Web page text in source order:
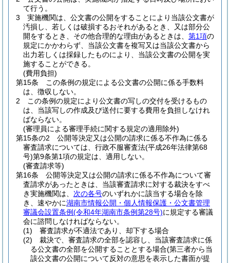
て行う。
3
実施機関は、公文書の公開をすることにより当該公文書が
汚損し、若しくは破損するおそれがあるとき、又は部分公
開をするとき、その他合理的な理由があるときは、 第1項の
規定にかかわらず、当該公文書を複写又は当該公文書から
出力若しくは採録したものにより、当該公文書の公開を実
施することができる。
(費用負担)
第15条
この条例の規定による公文書の公開に係る手数料
は、徴収しない。
2
この条例の規定により公文書の写しの交付を受けるもの
は、当該写しの作成及び送付に要する費用を負担しなけれ
ばならない。
(審理員による審理手続に関する規定の適用除外)
第15条の2
公開等決定又は公開の請求に係る不作為に係る
審査請求については、行政不服審査法(平成26年法律第68
号)第9条第1項の規定は、適用しない。
(審査請求等)
第16条
公開等決定又は公開の請求に係る不作為について審
査請求があったときは、当該審査請求に対する裁決をすべ
き実施機関は、 次の各号のいずれかに該当する場合を除
き、速やかに湖南市情報公開・個人情報保護・公文書管理
審議会設置条例(令和4年湖南市条例第28号)に規定する審議
会に諮問しなければならない。
(1)
審査請求が不適法であり、却下する場合
(2)
裁決で、審査請求の全部を認容し、当該審査請求に係
る公文書の全部を公開することとする場合(第三者から当
該公文書の公開について反対の意思を表示した書面が提